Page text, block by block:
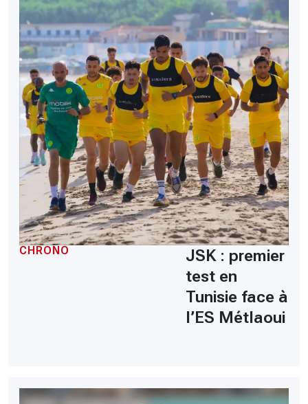
CHRONO
JSK : premier
test en
Tunisie face à
l’ES Métlaoui